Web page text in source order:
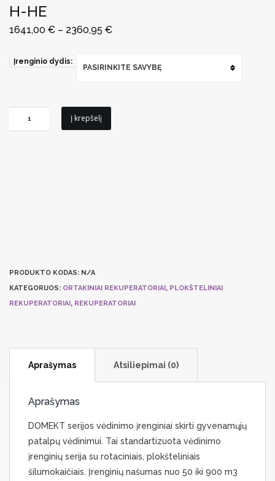
H-HE
1641,00 € – 2360,95 €
Įrenginio dydis:
PASIRINKITE SAVYBĘ
kiekis:
Į krepšelį
PRODUKTO KODAS: N/A
KATEGORIJOS: ORTAKINIAI REKUPERATORIAI, PLOKŠTELINIAI
REKUPERATORIAI, REKUPERATORIAI
Aprašymas Atsiliepimai (0)
Aprašymas
DOMEKT serijos vėdinimo įrenginiai skirti gyvenamųjų
patalpų vėdinimui. Tai standartizuota vėdinimo
įrenginių serija su rotaciniais, plokšteliniais
šilumokaičiais. Įrenginių našumas nuo 50 iki 900 m3